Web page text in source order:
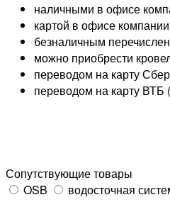
наличными в офисе
картой в офисе
безналичным
можно приобрести
переводом на карту
переводом на карту ВТБ
Сопутствующие товары
OSB
водосточная